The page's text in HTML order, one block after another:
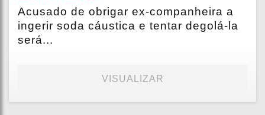
Acusado de obrigar ex-companheira a
ingerir soda cáustica e tentar degolá-la
será...
VISUALIZAR